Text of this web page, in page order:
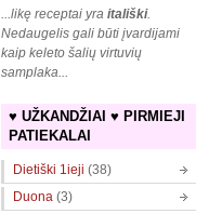
...likę receptai yra itališki.
Nedaugelis gali būti įvardijami
kaip keleto šalių virtuvių
samplaka...
♥ UŽKANDŽIAI ♥ PIRMIEJI
PATIEKALAI
Dietiški 1ieji (38)
Duona (3)